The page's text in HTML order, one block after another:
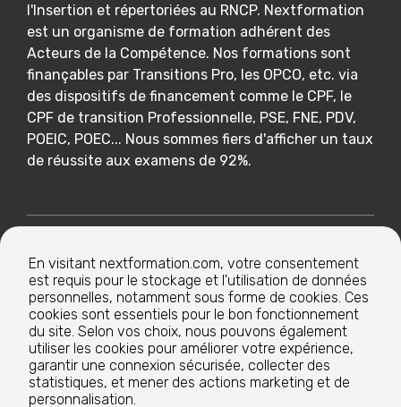
l'Insertion et répertoriées au RNCP. Nextformation
est un organisme de formation adhérent des
Acteurs de la Compétence. Nos formations sont
finançables par Transitions Pro, les OPCO, etc. via
des dispositifs de financement comme le CPF, le
CPF de transition Professionnelle, PSE, FNE, PDV,
POEIC, POEC... Nous sommes fiers d'afficher un taux
de réussite aux examens de 92%.
Nos formations
Nos centres de formation
En visitant nextformation.com, votre consentement
est requis pour le stockage et l'utilisation de données
personnelles, notamment sous forme de cookies. Ces
cookies sont essentiels pour le bon fonctionnement
du site. Selon vos choix, nous pouvons également
utiliser les cookies pour améliorer votre expérience,
garantir une connexion sécurisée, collecter des
statistiques, et mener des actions marketing et de
personnalisation.